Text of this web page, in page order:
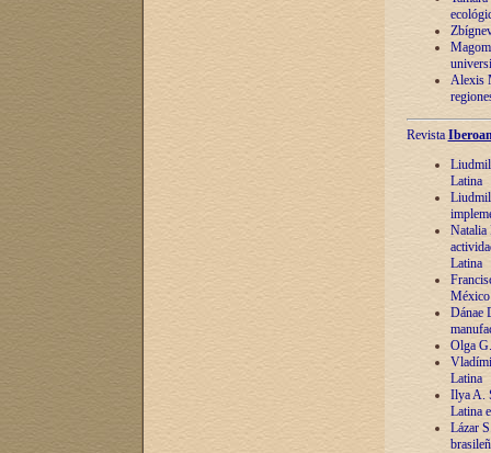
Alexis
Revista
Latina
Natalia
Latina
México
Dánae
Olga
Latina
Ilya A.
Latina
Lázar